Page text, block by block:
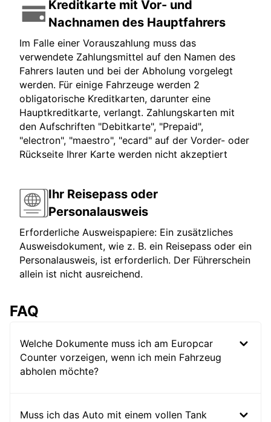
Kreditkarte mit Vor- und
Nachnamen des Hauptfahrers
Im Falle einer Vorauszahlung muss das
verwendete Zahlungsmittel auf den Namen des
Fahrers lauten und bei der Abholung vorgelegt
werden. Für einige Fahrzeuge werden 2
obligatorische Kreditkarten, darunter eine
Hauptkreditkarte, verlangt. Zahlungskarten mit
den Aufschriften "Debitkarte", "Prepaid",
"electron", "maestro", "ecard" auf der Vorder- oder
Rückseite Ihrer Karte werden nicht akzeptiert
Ihr Reisepass oder
Personalausweis
Erforderliche Ausweispapiere: Ein zusätzliches
Ausweisdokument, wie z. B. ein Reisepass oder ein
Personalausweis, ist erforderlich. Der Führerschein
allein ist nicht ausreichend.
FAQ
Welche Dokumente muss ich am Europcar
Counter vorzeigen, wenn ich mein Fahrzeug
abholen möchte?
Muss ich das Auto mit einem vollen Tank